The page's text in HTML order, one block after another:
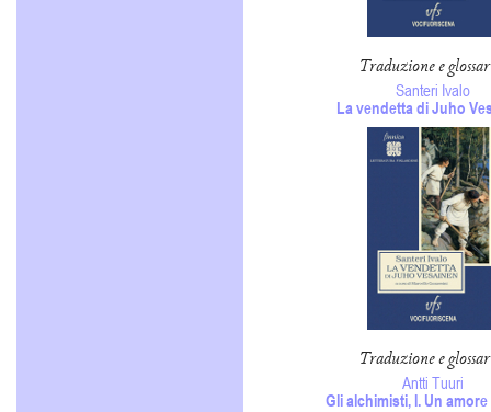
Traduzione e
Santeri Ivalo
La vendetta di Juho
Traduzione e
Antti Tuuri
Gli alchimisti, I. Un